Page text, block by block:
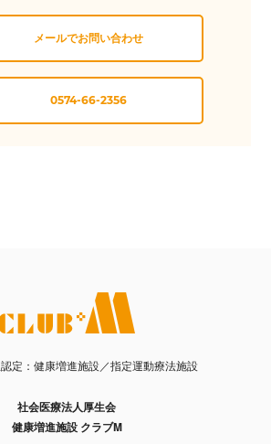
メールでお問い合わせ
0574-66-2356
定：健康増進施設／指定運動療法施設
社会医療法人厚生会
健康増進施設 クラブM